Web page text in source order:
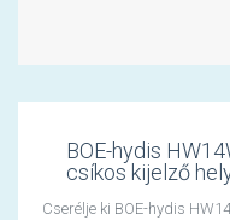
BOE-hydis
csíkos kijelző
Cserélje ki BOE-hydis